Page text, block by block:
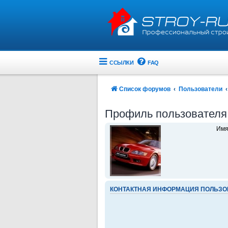
ССЫЛКИ FAQ
Список форумов Пользователи
Профиль
КОНТАКТНАЯ ИНФОРМАЦИЯ